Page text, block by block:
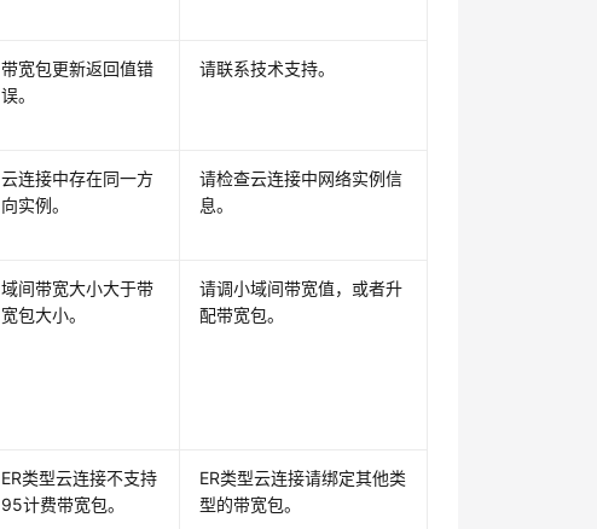
带宽包更新返回值错
误。
请联系技术支持。
云连接中存在同一方
向实例。
请检查云连接中网络实例信
息。
域间带宽大小大于带
宽包大小。
请调小域间带宽值，或者升
配带宽包。
ER类型云连接不支持
95计费带宽包。
ER类型云连接请绑定其他类
型的带宽包。